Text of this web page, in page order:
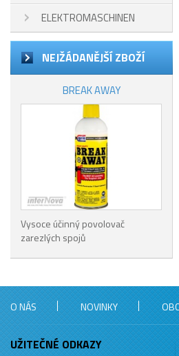
ELEKTROMASCHINEN
NEJŽÁDANĚJŠÍ ZBOŽÍ
BREAK AWAY
Vysoce účinný povolovač
zarezlých spojů
O NÁS NOVINKY
UŽITEČNÉ ODKAZY